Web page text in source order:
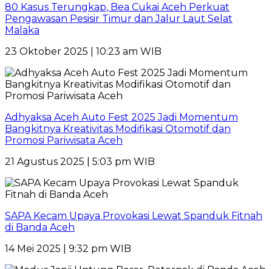
80 Kasus Terungkap, Bea Cukai Aceh Perkuat
Pengawasan Pesisir Timur dan Jalur Laut Selat
Malaka
23 Oktober 2025 | 10:23 am WIB
Adhyaksa Aceh Auto Fest 2025 Jadi Momentum
Bangkitnya Kreativitas Modifikasi Otomotif dan
Promosi Pariwisata Aceh
21 Agustus 2025 | 5:03 pm WIB
SAPA Kecam Upaya Provokasi Lewat Spanduk Fitnah
di Banda Aceh
14 Mei 2025 | 9:32 pm WIB